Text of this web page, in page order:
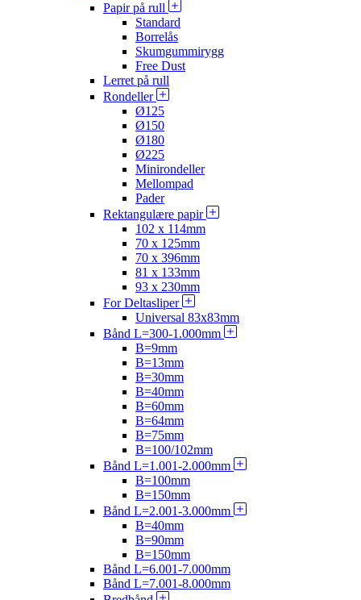
Papir på rull
Standard
Borrelås
Skumgummirygg
Free Dust
Lerret på rull
Rondeller
Ø125
Ø150
Ø180
Ø225
Minirondeller
Mellompad
Pader
Rektangulære papir
102 x 114mm
70 x 125mm
70 x 396mm
81 x 133mm
93 x 230mm
For Deltasliper
Universal 83x83mm
Bånd L=300-1.000mm
B=9mm
B=13mm
B=30mm
B=40mm
B=60mm
B=64mm
B=75mm
B=100/102mm
Bånd L=1.001-2.000mm
B=100mm
B=150mm
Bånd L=2.001-3.000mm
B=40mm
B=90mm
B=150mm
Bånd L=6.001-7.000mm
Bånd L=7.001-8.000mm